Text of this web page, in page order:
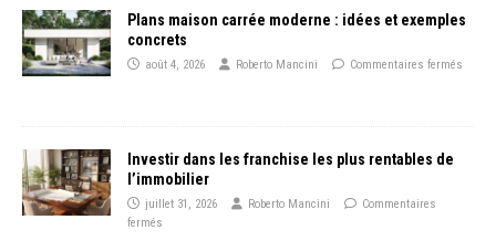
Plans maison carrée moderne : idées et exemples
concrets
août 4, 2026 Roberto Mancini Commentaires fermés
Investir dans les franchise les plus rentables de
l’immobilier
juillet 31, 2026 Roberto Mancini
Commentaires
fermés